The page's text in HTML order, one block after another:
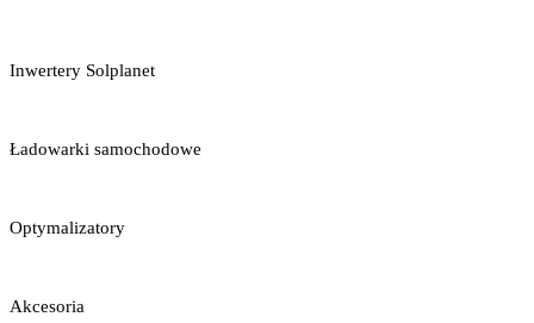
Inwertery Solplanet
Ładowarki samochodowe
Optymalizatory
Akcesoria